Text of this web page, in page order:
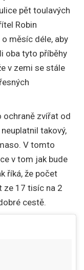
pět toulavých
Robin
měsíc déle, aby
oba tyto příběhy
v zemi se stále
ochraně zvířat od
takový,
V tomto
v tom jak bude
říká, že počet
ze 17 tisíc na 2
cestě.